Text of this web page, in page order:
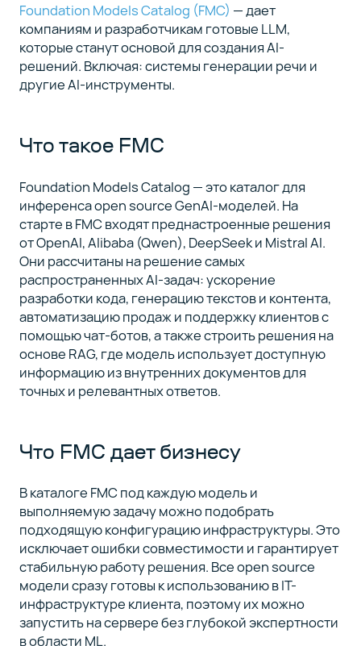
Foundation Models Catalog (FMC) — дает
компаниям и разработчикам готовые LLM,
которые станут основой для создания AI-
решений. Включая: системы генерации речи и
другие AI-инструменты.
Что такое FMC
Foundation Models Catalog — это каталог для
инференса open source GenAI-моделей. На
старте в FMC входят преднастроенные решения
от OpenAI, Alibaba (Qwen), DeepSeek и Mistral AI.
Они рассчитаны на решение самых
распространенных AI-задач: ускорение
разработки кода, генерацию текстов и контента,
автоматизацию продаж и поддержку клиентов с
помощью чат-ботов, а также строить решения на
основе RAG, где модель использует доступную
информацию из внутренних документов для
точных и релевантных ответов.
Что FMC дает бизнесу
В каталоге FMC под каждую модель и
выполняемую задачу можно подобрать
подходящую конфигурацию инфраструктуры. Это
исключает ошибки совместимости и гарантирует
стабильную работу решения. Все open source
модели сразу готовы к использованию в IT-
инфраструктуре клиента, поэтому их можно
запустить на сервере без глубокой экспертности
в области ML.